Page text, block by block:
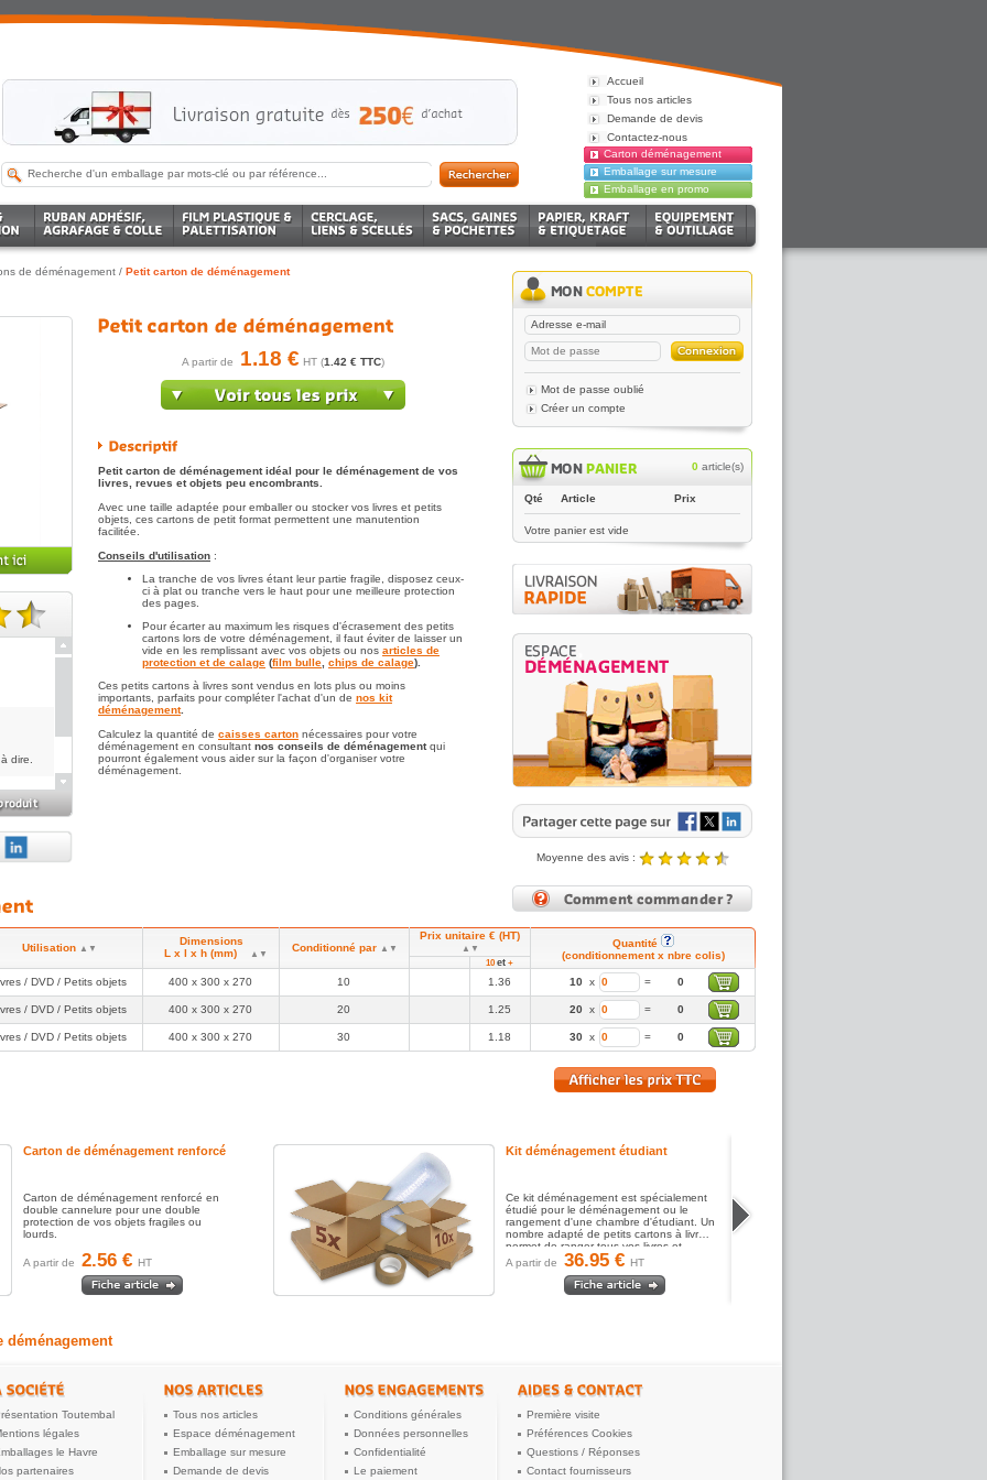
de déménagement / Petit carton de déménagement
dire.
A partir de 1.18 € HT (1.42 € TTC)
Petit carton de déménagement idéal pour le déménagement de vos
livres, revues et objets peu encombrants.
Avec une taille adaptée pour emballer ou stocker vos livres et petits
objets, ces cartons de petit format permettent une manutention
facilitée.
Conseils d'utilisation :
La tranche de vos livres étant leur partie fragile, disposez ceux-
ci à plat ou tranche vers le haut pour une meilleure protection
des pages.
Pour écarter au maximum les risques d'écrasement des petits
cartons lors de votre déménagement, il faut éviter de laisser un
vide en les remplissant avec vos objets ou nos articles de
protection et de calage (film bulle chips de calage).
Ces petits cartons à livres sont vendus en lots plus ou moins
importants, parfaits pour compléter l'achat d'un de nos kit
déménagement.
Calculez la quantité de caisses carton nécessaires pour votre
déménagement en consultant nos conseils de déménagementqui
pourront également vous aider sur la façon d'organiser votre
déménagement.
Mot de passe oublié
Créer un compte
0 article(s)
Qté Article Prix
Votre panier est vide
Moyenne des avis :
Noté4.89/5 |8431reviews
Utilisation ▲▼
Dimensions
L x l x h (mm)
▲▼
Conditionné par ▲▼
Prix unitaire € (HT)
▲▼
Quantité
(conditionnement x nbre colis)
10 et +
/ DVD / Petits objets 400 x 300 x 270 10 1.36 10 x = 0
/ DVD / Petits objets 400 x 300 x 270 20 1.25 20 x = 0
/ DVD / Petits objets 400 x 300 x 270 30 1.18 30 x = 0
Carton de déménagement renforcé
Carton de déménagement renforcé en
double cannelure pour une double
protection de vos objets fragiles ou
lourds.
A partir de 2.56 € HT
Kit déménagement étudiant
Ce kit déménagement est spécialement
étudié pour le déménagement ou le
rangement d'une chambre d'étudiant. Un
nombre adapté de petits cartons à livres
permet de ranger tous vos livres et...
A partir de 36.95 € HT
déménagement
Accueil
Tous nos articles
Demande de devis
Contactez-nous
Carton déménagement
Emballage sur mesure
Emballage en promo
Toutembal
légales
le Havre
partenaires
Tous nos articles
Espace déménagement
Emballage sur mesure
Demande de devis
Conditions générales
Données personnelles
Confidentialité
Le paiement
Première visite
Préférences Cookies
Questions / Réponses
Contact fournisseurs